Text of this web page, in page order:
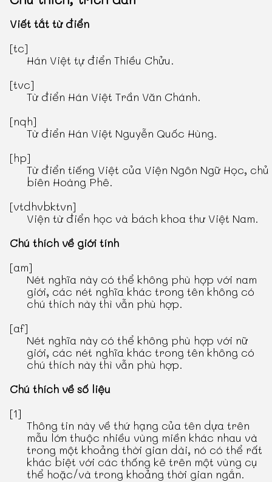
Viết tắt từ điển
[tc]
Hán Việt tự điển Thiều Chửu.
[tvc]
Từ điển Hán Việt Trần Văn Chánh.
[nqh]
Từ điển Hán Việt Nguyễn Quốc Hùng.
[hp]
Từ điển tiếng Việt của Viện Ngôn Ngữ Học, chủ
biên Hoàng Phê.
[vtdhvbktvn]
Viện từ điển học và bách khoa thư Việt Nam.
Chú thích về giới tính
[am]
Nét nghĩa này có thể không phù hợp với nam
giới, các nét nghĩa khác trong tên không có
chú thích này thì vẫn phù hợp.
[af]
Nét nghĩa này có thể không phù hợp với nữ
giới, các nét nghĩa khác trong tên không có
chú thích này thì vẫn phù hợp.
Chú thích về số liệu
[1]
Thông tin này về thứ hạng của tên dựa trên
mẫu lớn thuộc nhiều vùng miền khác nhau và
trong một khoảng thời gian dài, nó có thể rất
khác biệt với các thống kê trên một vùng cụ
thể hoặc/và trong khoảng thời gian ngắn.